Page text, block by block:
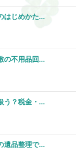
はじめかた...
の不用品回...
う？税金・...
遺品整理で...